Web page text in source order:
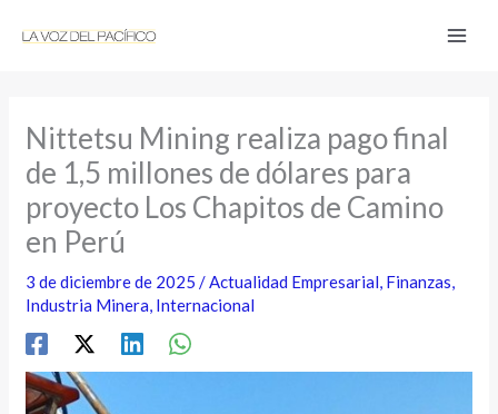
Nittetsu Mining realiza pago final
de 1,5 millones de dólares para
proyecto Los Chapitos de Camino
en Perú
3 de diciembre de 2025/Actualidad Empresarial, Finanzas,
Industria Minera, Internacional